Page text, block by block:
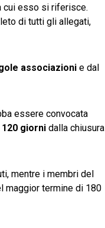
cui esso si riferisce.
di tutti gli allegati,
associazioni e dal
essere convocata
giorni dalla chiusura
mentre i membri del
maggior termine di 180